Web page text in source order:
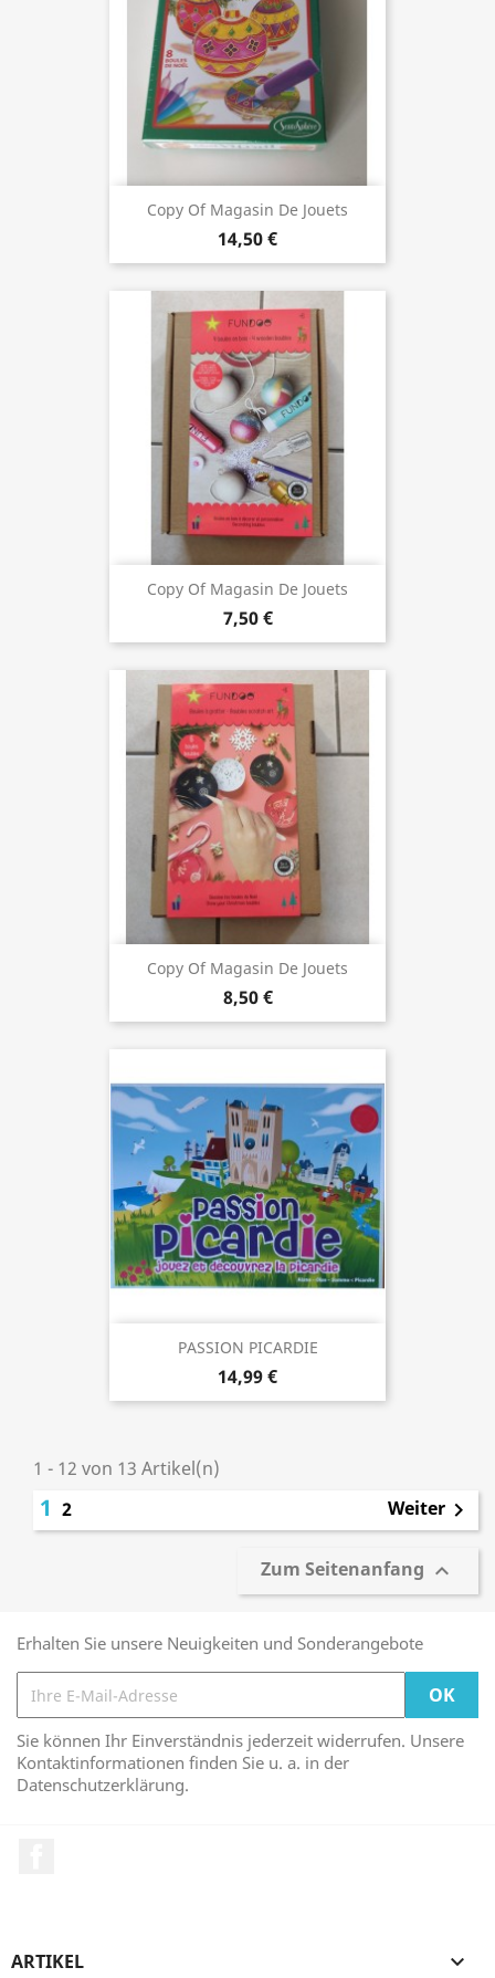
Copy Of Magasin De Jouets
14,50 €
Copy Of Magasin De Jouets
7,50 €
Copy Of Magasin De Jouets
8,50 €
PASSION PICARDIE
14,99 €
1 - 12 von 13 Artikel(n)
1 2 Weiter 
Zum Seitenanfang 
Erhalten Sie unsere Neuigkeiten und Sonderangebote
Sie können Ihr Einverständnis jederzeit widerrufen. Unsere
Kontaktinformationen finden Sie u. a. in der
Datenschutzerklärung.
ARTIKEL 